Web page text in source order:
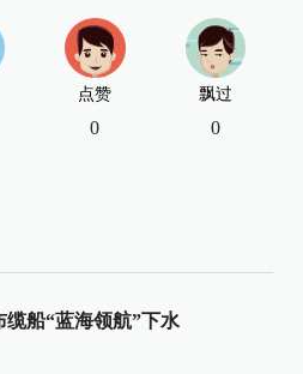
点赞
0
飘过
0
缆船“蓝海领航”下水